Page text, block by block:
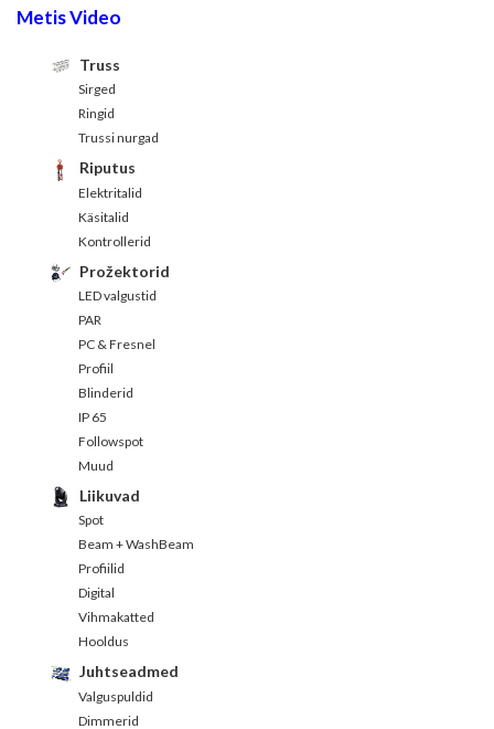
Metis Video
Truss
Sirged
Ringid
Trussi nurgad
Riputus
Elektritalid
Käsitalid
Kontrollerid
Prožektorid
LED valgustid
PAR
PC & Fresnel
Profiil
Blinderid
IP 65
Followspot
Muud
Liikuvad
Spot
Beam + WashBeam
Profiilid
Digital
Vihmakatted
Hooldus
Juhtseadmed
Valguspuldid
Dimmerid